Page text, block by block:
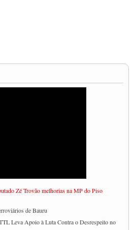
Zé Trovão melhorias na MP do Piso
de Bauru
Leva Apoio à Luta Contra o Desrespeito no